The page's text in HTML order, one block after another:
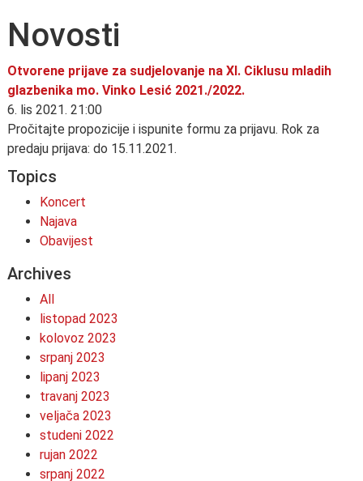
Novosti
Otvorene prijave za sudjelovanje na XI. Ciklusu mladih
glazbenika mo. Vinko Lesić 2021./2022.
6. lis 2021. 21:00
Pročitajte propozicije i ispunite formu za prijavu. Rok za
predaju prijava: do 15.11.2021.
Topics
Koncert
Najava
Obavijest
Archives
All
listopad 2023
kolovoz 2023
srpanj 2023
lipanj 2023
travanj 2023
veljača 2023
studeni 2022
rujan 2022
srpanj 2022